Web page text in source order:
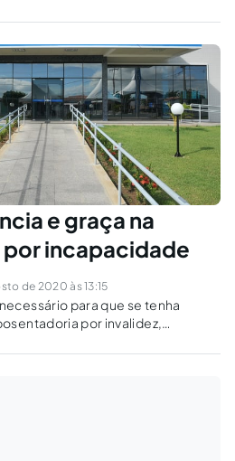
e sua suposta
e graça na
incapacidade
de 2020 às 13:15
para que se tenha
por invalidez,